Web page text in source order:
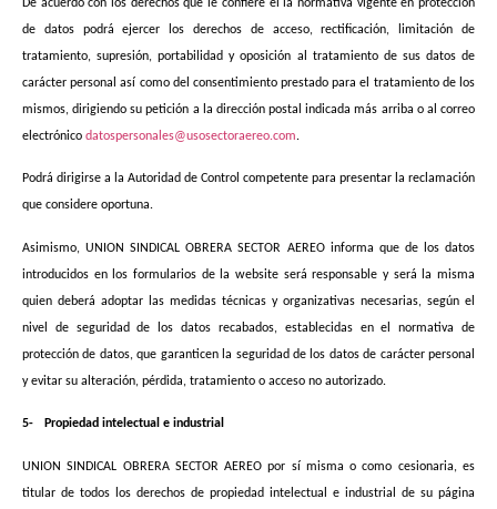
De acuerdo con los derechos que le confiere el la normativa vigente en protección
de datos podrá ejercer los derechos de acceso, rectificación, limitación de
tratamiento, supresión, portabilidad y oposición al tratamiento de sus datos de
carácter personal así como del consentimiento prestado para el tratamiento de los
mismos, dirigiendo su petición a la dirección postal indicada más arriba o al correo
electrónico datospersonales@usosectoraereo.com.
Podrá dirigirse a la Autoridad de Control competente para presentar la reclamación
que considere oportuna.
Asimismo, UNION SINDICAL OBRERA SECTOR AEREO informa que de los datos
introducidos en los formularios de la website será responsable y será la misma
quien deberá adoptar las medidas técnicas y organizativas necesarias, según el
nivel de seguridad de los datos recabados, establecidas en el normativa de
protección de datos, que garanticen la seguridad de los datos de carácter personal
y evitar su alteración, pérdida, tratamiento o acceso no autorizado.
5- Propiedad intelectual e industrial
UNION SINDICAL OBRERA SECTOR AEREO por sí misma o como cesionaria, es
titular de todos los derechos de propiedad intelectual e industrial de su página